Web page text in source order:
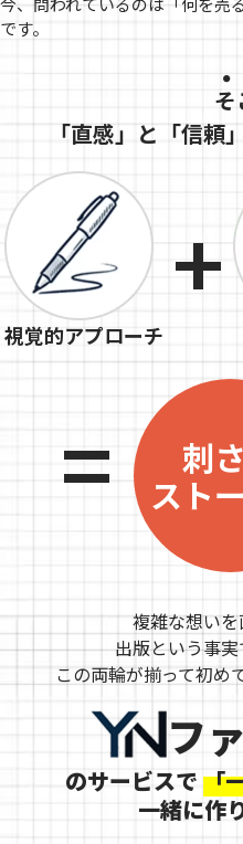
です。
そ
「直感」と「信頼
視覚的アプローチ
+
=
刺
スト
複雑な想いを
出版という事
この両輪が揃って初め
フ
のサービスで 「
一緒に作